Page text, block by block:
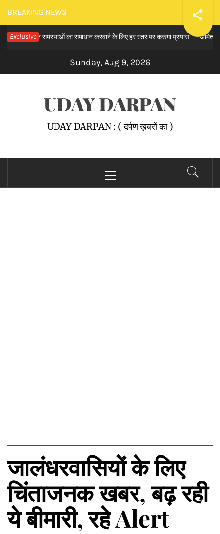
Skip
to
content
BREAKING NEWS
Exclusive
समस्याओं का समाधान करवाने के लिए हर स्तर पर करूंगा प्रयास — अमित तनेजा
Sunday, Aug 9, 2026
UDAY DARPAN
UDAY DARPAN : ( दर्पण ख़बरों का )
Menu
जालंधरवासियों के लिए
चिंताजनक खबर, बढ़ रही
ये बीमारी, रहे Alert